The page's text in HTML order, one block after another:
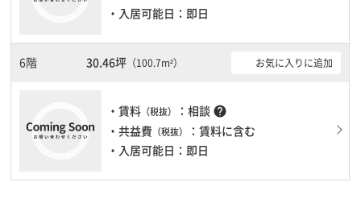
・入居可能日：即日
6階 30.46坪（100.7m²） お気に入りに追加
・賃料 （税抜） ：相談 help
・共益費 （税抜）
：賃料に含む
・入居可能日：即日